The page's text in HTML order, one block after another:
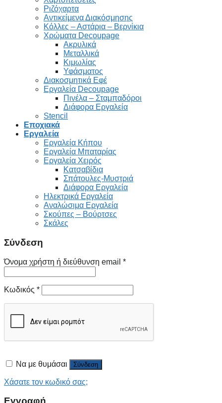
Ριζόχαρτα
Αντικείμενα Διακόσμησης
Κόλλες – Αστάρια – Βερνίκια
Χρώματα Decoupage
Ακρυλικά
Μεταλλικά
Κιμωλίας
Υφάσματος
Διακοσμητικά Εφέ
Εργαλεία Decoupage
Πινέλα – Σταμπαδόροι
Διάφορα Εργαλεία
Stencil
Εποχιακά
Εργαλεία
Εργαλεία Κήπου
Εργαλεία Μπαταρίας
Εργαλεία Χειρός
Κατσαβίδια
Σπάτουλες-Μυστριά
Διάφορα Εργαλεία
Ηλεκτρικά Εργαλεία
Αναλώσιμα Εργαλεία
Σκούπες – Βούρτσες
Σκάλες
Σύνδεση
Όνομα χρήστη ή διεύθυνση email *
Κωδικός *
Να με θυμάσαι Σύνδεση
Χάσατε τον κωδικό σας;
Εγγραφή